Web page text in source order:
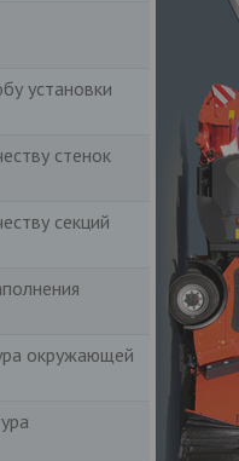
установки
стенок
секций
окружающей